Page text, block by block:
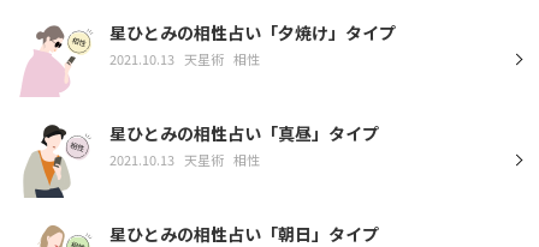
星ひとみの相性占い「夕焼け」タイプ
2021.10.13 天星術 相性
星ひとみの相性占い「真昼」タイプ
2021.10.13 天星術 相性
星ひとみの相性占い「朝日」タイプ